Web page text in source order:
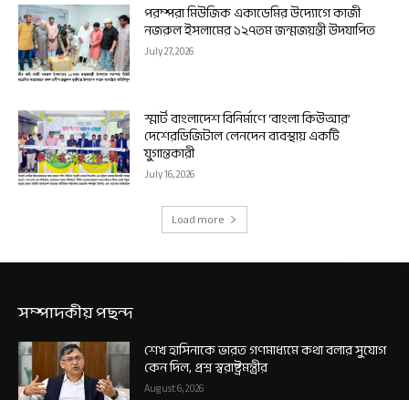
পরম্পরা মিউজিক একাডেমির উদ্যোগে কাজী
নজরুল ইসলামের ১২৭তম জন্মজয়ন্তী উদযাপিত
July 27, 2026
স্মার্ট বাংলাদেশ বিনির্মাণে ‘বাংলা কিউআর’
দেশেরডিজিটাল লেনদেন ব্যবস্থায় একটি
যুগান্তকারী
July 16, 2026
Load more
সম্পাদকীয় পছন্দ
শেখ হাসিনাকে ভারত গণমাধ্যমে কথা বলার সুযোগ
কেন দিল, প্রশ্ন স্বরাষ্ট্রমন্ত্রীর
August 6, 2026